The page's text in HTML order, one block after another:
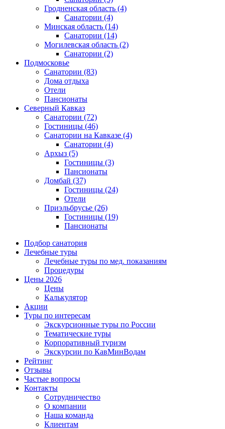
Гродненская область (4)
Санатории (4)
Минская область (14)
Санатории (14)
Могилевская область (2)
Санатории (2)
Подмосковье
Санатории (83)
Дома отдыха
Отели
Пансионаты
Северный Кавказ
Санатории (72)
Гостиницы (46)
Санатории на Кавказе (4)
Санатории (4)
Архыз (5)
Гостиницы (3)
Пансионаты
Домбай (37)
Гостиницы (24)
Отели
Приэльбрусье (26)
Гостиницы (19)
Пансионаты
Подбор санатория
Лечебные туры
Лечебные туры по мед. показаниям
Процедуры
Цены 2026
Цены
Калькулятор
Акции
Туры по интересам
Экскурсионные туры по России
Тематические туры
Корпоративный туризм
Экскурсии по КавМинВодам
Рейтинг
Отзывы
Частые вопросы
Контакты
Сотрудничество
О компании
Наша команда
Клиентам